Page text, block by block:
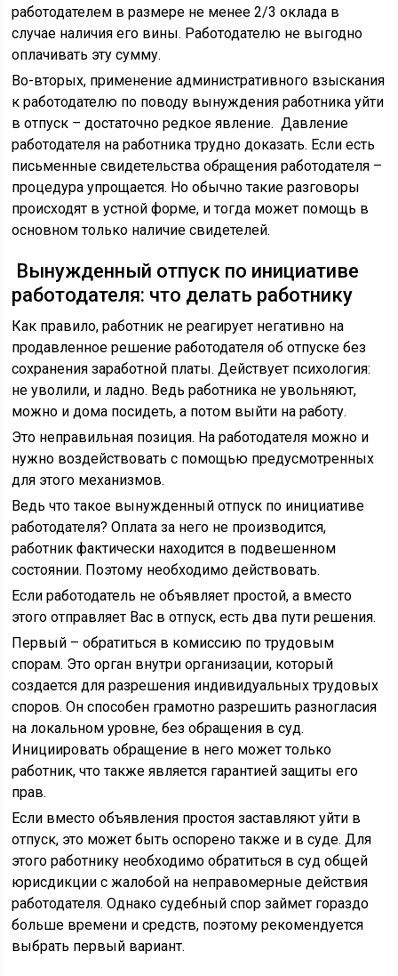
работодателем в размере не менее 2/3 оклада в
случае наличия его вины. Работодателю не выгодно
оплачивать эту сумму.
Во-вторых, применение административного взыскания
к работодателю по поводу вынуждения работника уйти
в отпуск – достаточно редкое явление. Давление
работодателя на работника трудно доказать. Если есть
письменные свидетельства обращения работодателя –
процедура упрощается. Но обычно такие разговоры
происходят в устной форме, и тогда может помощь в
основном только наличие свидетелей.
Вынужденный отпуск по инициативе
работодателя: что делать работнику
Как правило, работник не реагирует негативно на
продавленное решение работодателя об отпуске без
сохранения заработной платы. Действует психология:
не уволили, и ладно. Ведь работника не увольняют,
можно и дома посидеть, а потом выйти на работу.
Это неправильная позиция. На работодателя можно и
нужно воздействовать с помощью предусмотренных
для этого механизмов.
Ведь что такое вынужденный отпуск по инициативе
работодателя? Оплата за него не производится,
работник фактически находится в подвешенном
состоянии. Поэтому необходимо действовать.
Если работодатель не объявляет простой, а вместо
этого отправляет Вас в отпуск, есть два пути решения.
Первый – обратиться в комиссию по трудовым
спорам. Это орган внутри организации, который
создается для разрешения индивидуальных трудовых
споров. Он способен грамотно разрешить разногласия
на локальном уровне, без обращения в суд.
Инициировать обращение в него может только
работник, что также является гарантией защиты его
прав.
Если вместо объявления простоя заставляют уйти в
отпуск, это может быть оспорено также и в суде. Для
этого работнику необходимо обратиться в суд общей
юрисдикции с жалобой на неправомерные действия
работодателя. Однако судебный спор займет гораздо
больше времени и средств, поэтому рекомендуется
выбрать первый вариант.